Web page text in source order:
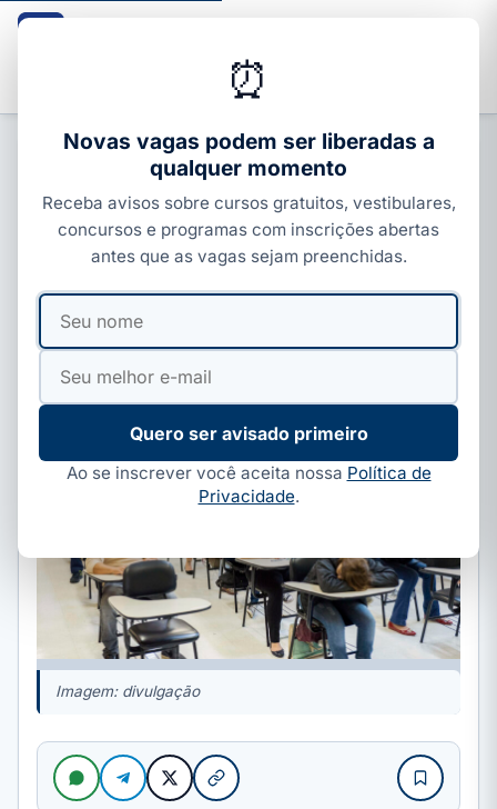
CONCURSOS ESTADUAIS
Concursos públicos em Pará
2026: 386 vagas abertas e como
se inscrever
PorIvan Alves
Imagem: divulgação
⏰
Novas vagas podem ser liberadas a
qualquer momento
Receba avisos sobre cursos gratuitos, vestibulares,
concursos e programas com inscrições abertas
antes que as vagas sejam preenchidas.
Seu
nome
Seu
mail
Quero ser avisado primeiro
Ao se inscrever você aceita nossa Política de
Privacidade.